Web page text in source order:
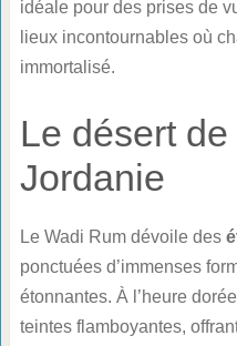
idéale pour des prises de
lieux incontournables où
immortalisé.
Le désert
Jordanie
Le Wadi Rum dévoile des
ponctuées d’immenses
étonnantes. À l’heure
teintes flamboyantes,